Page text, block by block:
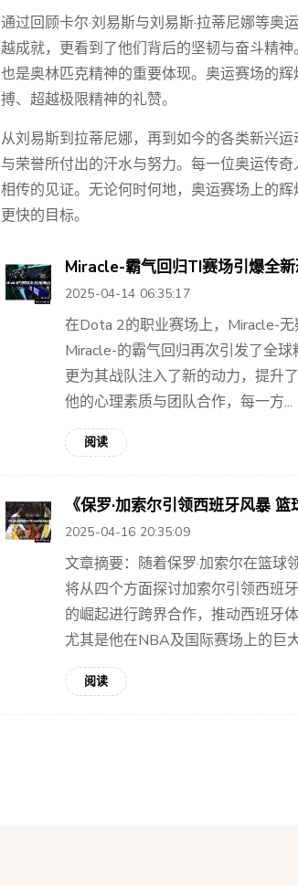
通过回顾卡尔·刘易斯与刘易斯·拉蒂尼娜等
越成就，更看到了他们背后的坚韧与奋斗精
也是奥林匹克精神的重要体现。奥运赛场的
搏、超越极限精神的礼赞。
从刘易斯到拉蒂尼娜，再到如今的各类新兴
与荣誉所付出的汗水与努力。每一位奥运传
相传的见证。无论何时何地，奥运赛场上的
更快的目标。
Miracle-霸气回归TI赛场引爆全
2025-04-14 06:35:17
在Dota 2的职业赛场上，Miracle-
Miracle-的霸气回归再次引发了全
更为其战队注入了新的动力，提升
他的心理素质与团队合作，每一方...
阅读
《保罗·加索尔引领西班牙风暴
2025-04-16 20:35:09
文章摘要：随着保罗·加索尔在篮
将从四个方面探讨加索尔引领西班
的崛起进行跨界合作，推动西班牙
尤其是他在NBA及国际赛场上的巨
阅读